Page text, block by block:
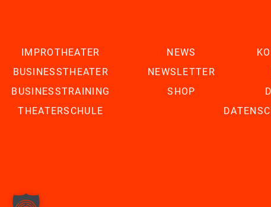
IMPROTHEATER
BUSINESSTHEATER
BUSINESSTRAINING
THEATERSCHULE
NEWS
NEWSLETTER
SHOP